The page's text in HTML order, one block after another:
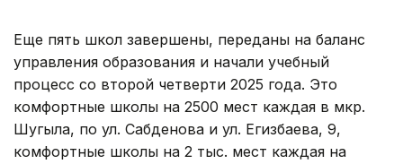
Еще пять школ завершены, переданы на баланс
управления образования и начали учебный
процесс со второй четверти 2025 года. Это
комфортные школы на 2500 мест каждая в мкр.
Шугыла, по ул. Сабденова и ул. Егизбаева, 9,
комфортные школы на 2 тыс. мест каждая на